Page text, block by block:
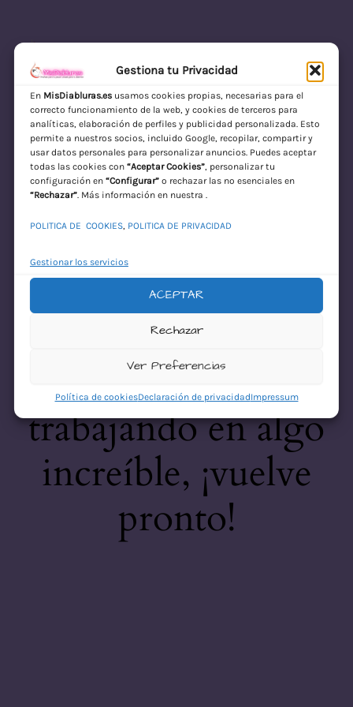
Gestiona tu Privacidad
En MisDiabluras.esusamos cookies propias, necesarias para el
correcto funcionamiento de la web, y cookies de terceros para
analíticas, elaboración de perfiles y publicidad personalizada. Esto
permite a nuestros socios, incluido Google, recopilar, compartir y
usar datos personales para personalizar anuncios. Puedes aceptar
todas las cookies con “Aceptar Cookies”, personalizar tu
configuración en “Configurar”o rechazar las no esenciales en
“Rechazar”. Más información en nuestra .
POLITICA DE COOKIES, POLITICA DE PRIVACIDAD
Gestionar los servicios
ACEPTAR
Rechazar
Ver Preferencias
Política de cookiesDeclaración de privacidadImpressum
MisDiabluras | Sexshop Online con Envío
Discreto en España
Acceder
¡Disculpa este
desastre! Estamos
trabajando en algo
increíble, ¡vuelve
pronto!